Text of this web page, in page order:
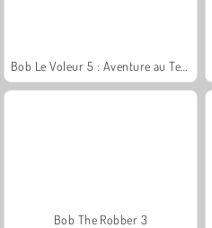
Bob The Robber 3